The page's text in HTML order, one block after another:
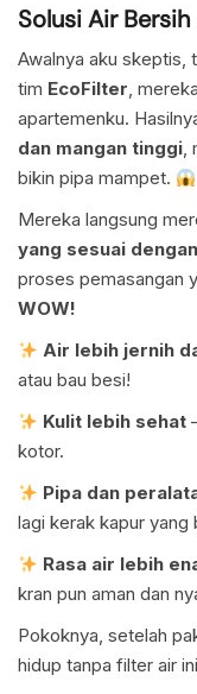
Solusi Air
Awalnya aku skeptis,
tim EcoFilter,
apartemenku.
dan mangan tinggi,
bikin pipa mampet.
Mereka langsung
yang sesuai
proses pemasangan
WOW!
Air lebih jernih
atau bau besi!
Kulit lebih sehat
kotor.
Pipa dan
lagi kerak kapur yang
Rasa air lebih
kran pun aman dan
Pokoknya, setelah
hidup tanpa filter air